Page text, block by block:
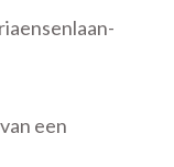
een